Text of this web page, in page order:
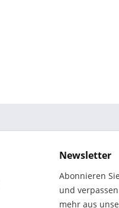
Newsletter
Abonnieren
und
mehr aus